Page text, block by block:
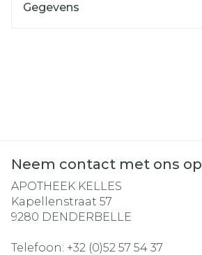
Gegevens
Neem contact met ons op
APOTHEEK KELLES
Kapellenstraat 57
9280 DENDERBELLE
Telefoon: +32 (0)52 57 54 37